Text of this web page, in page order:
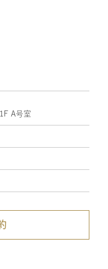
A号室